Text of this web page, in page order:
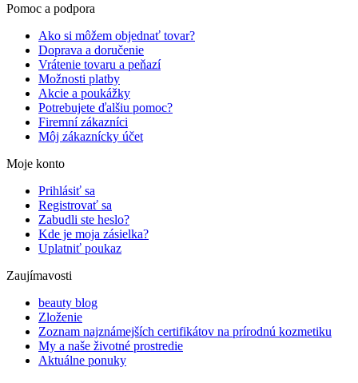
Pomoc a podpora
Ako si môžem objednať tovar?
Doprava a doručenie
Vrátenie tovaru a peňazí
Možnosti platby
Akcie a poukážky
Potrebujete ďalšiu pomoc?
Firemní zákazníci
Môj zákaznícky účet
Moje konto
Prihlásiť sa
Registrovať sa
Zabudli ste heslo?
Kde je moja zásielka?
Uplatniť poukaz
Zaujímavosti
beauty blog
Zloženie
Zoznam najznámejších certifikátov na prírodnú kozmetiku
My a naše životné prostredie
Aktuálne ponuky